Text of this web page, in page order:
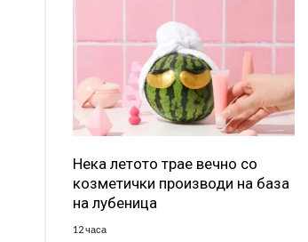
Нека летото трае вечно со
козметички производи на база
на лубеница
12 часа